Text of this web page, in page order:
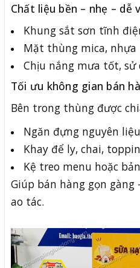
Chất liệu bền – nhẹ – dễ
Khung sắt sơn tĩnh
Mặt thùng mica, nhựa
Chịu nắng mưa tốt, sử
Tối ưu không gian bán
Bên trong thùng được
Ngăn đựng nguyên liệu
Khay để ly, chai,
Kệ treo menu hoặc
Giúp bán hàng gọn gàng
ao tác.